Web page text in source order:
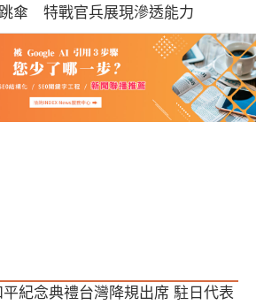
傘 特戰官兵展現滲透能力
紀念典禮台灣降規出席 駐日代表